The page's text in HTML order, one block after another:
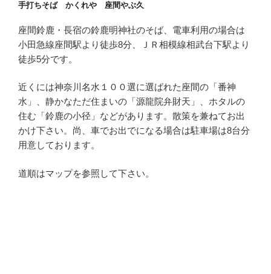
手打ちそば かくれや 座間やぶ久
座間鈴鹿・長宿の鈴鹿明神社のそば、電車利用の場合は
小田急線座間駅より徒歩8分、ＪＲ相模線相武台下駅より
徒歩5分です。
近くには神奈川名水１００選に選ばれた座間の「番神
水」、静かなただ住まいの「源龍院弁財天」、ホタルの
住む「鈴鹿の小径」などがあります。散策を兼ねてお出
かけ下さい。尚、車でお出でになる場合は駐車場は8台分
用意しております。
道順はマップを参照して下さい。